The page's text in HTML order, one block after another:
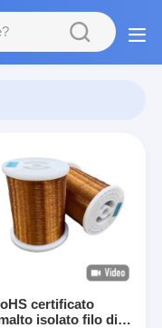
certificato
isolato filo di